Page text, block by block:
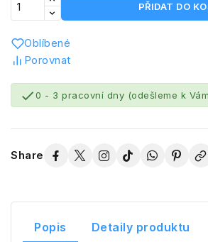
PŘIDAT DO
Oblíbené
Porovnat
0 - 3 pracovní dny (odešleme k
Share
Popis Detaily produktu